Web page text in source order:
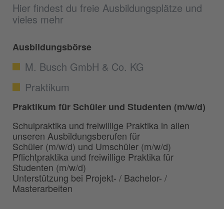
Hier findest du freie Ausbildungsplätze und
vieles mehr
Ausbildungsbörse
M. Busch GmbH & Co. KG
Praktikum
Praktikum für Schüler und Studenten (m/w/d)
Schulpraktika und freiwillige Praktika in allen
unseren Ausbildungsberufen für
Schüler (m/w/d) und Umschüler (m/w/d)
Pflichtpraktika und freiwillige Praktika für
Studenten (m/w/d)
Unterstützung bei Projekt- / Bachelor- /
Masterarbeiten